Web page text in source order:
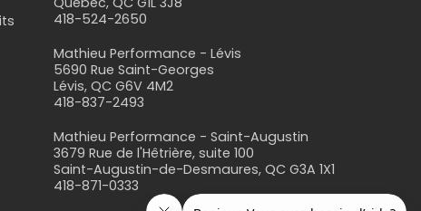
418-524-2650
Mathieu Performance - Lévis
5690 Rue Saint-Georges
Lévis, QC G6V 4M2
418-837-2493
Mathieu Performance - Saint-Augustin
3679 Rue de l'Hêtrière, suite 100
Saint-Augustin-de-Desmaures, QC G3A 1X1
418-871-0333